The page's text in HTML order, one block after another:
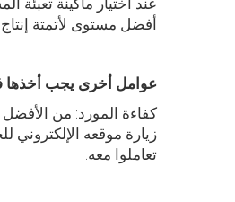
أفضل مستوى لأتمتة
عوامل أخرى يجب أخذها
كفاءة المورد: من الأفضل
زيارة موقعه
تعاملوا معه.